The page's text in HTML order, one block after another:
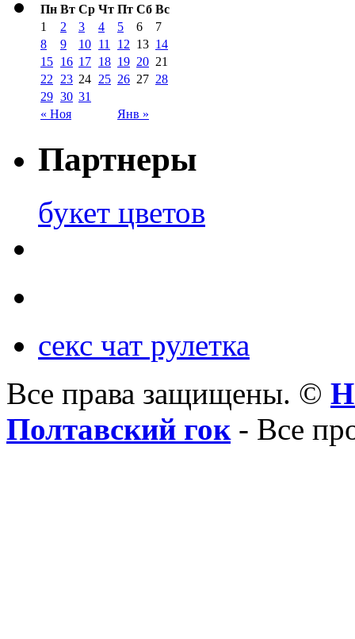
Пн Вт Ср Чт Пт Сб Вс
« Ноя Янв »
1 2 3 4 5 6
7
8
9 10 11 12 13 14
15 16 17 18 19 20 21
22
23 24 25 26 27 28
29 30 31
Партнеры
букет цветов
секс чат рулетка
Все права защищены. ©
Полтавский гок- Все